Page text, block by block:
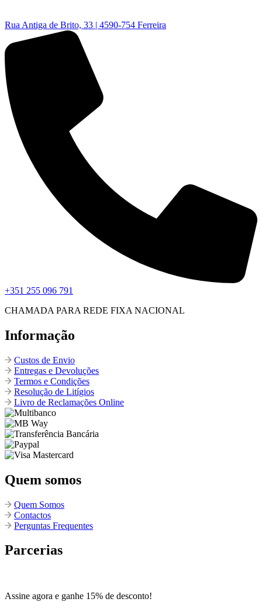
Rua Antiga de Brito, 33 | 4590-754 Ferreira
+351 255 096 791
CHAMADA PARA REDE FIXA NACIONAL
Informação
Custos de Envio
Entregas e Devoluções
Termos e Condições
Resolução de Litígios
Livro de Reclamações Online
Quem somos
Quem Somos
Contactos
Perguntas Frequentes
Parcerias
Assine agora e ganhe 15% de desconto!